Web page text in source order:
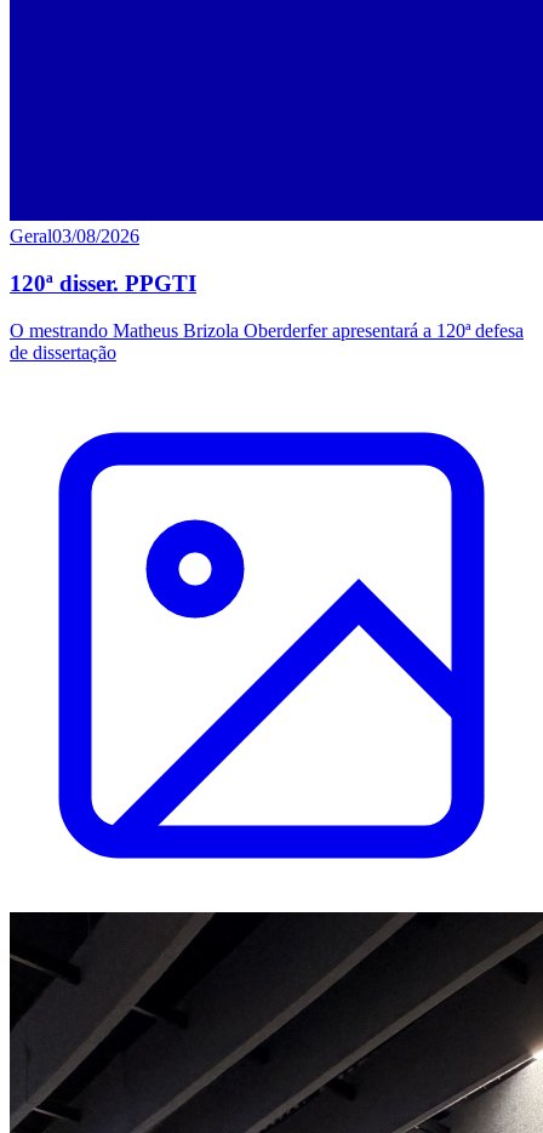
Geral03/08/2026
120ª disser. PPGTI
O mestrando Matheus Brizola Oberderfer apresentará a 120ª defesa
de dissertação